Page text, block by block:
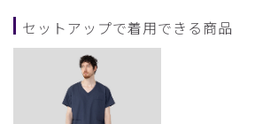
セットアップで着用できる商品